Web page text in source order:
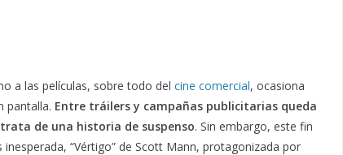
a las películas, sobre todo del cine comercial, ocasiona
pantalla. Entre tráilers y campañas publicitarias queda
de una historia de suspenso. Sin embargo, este fin
“Vértigo” de Scott Mann, protagonizada por